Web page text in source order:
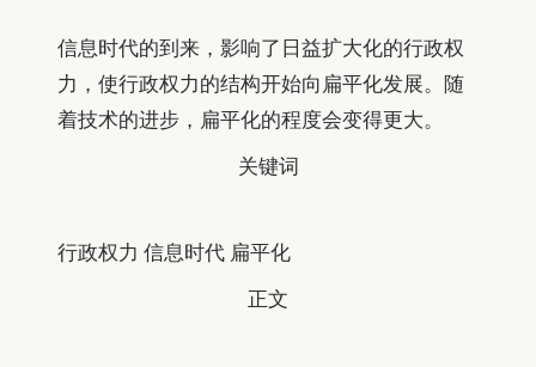
信息时代的到来，影响了日益扩大化的行政权
力，使行政权力的结构开始向扁平化发展。随
着技术的进步，扁平化的程度会变得更大。
关 键 词
关键词
行政权力 信息时代 扁平化
正文
正文